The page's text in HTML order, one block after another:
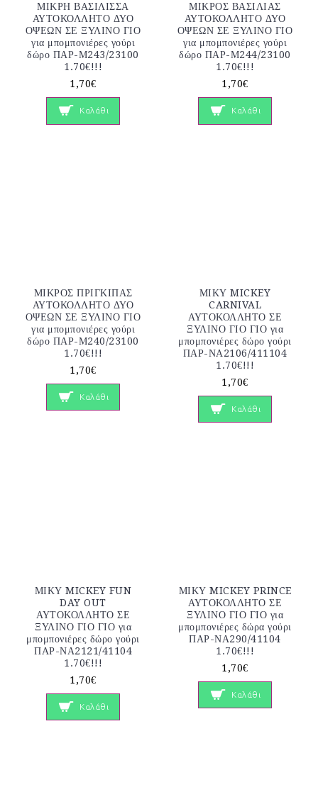
ΜΙΚΡΗ ΒΑΣΙΛΙΣΣΑ
ΑΥΤΟΚΟΛΛΗΤΟ ΔΥΟ
ΟΨΕΩΝ ΣΕ ΞΥΛΙΝΟ ΓΙΟ
για μπομπονιέρες γούρι
δώρο ΠΑΡ-Μ243/23100
1.70€!!!
1,70€
Καλάθι
ΜΙΚΡΟΣ ΒΑΣΙΛΙΑΣ
ΑΥΤΟΚΟΛΛΗΤΟ ΔΥΟ
ΟΨΕΩΝ ΣΕ ΞΥΛΙΝΟ ΓΙΟ
για μπομπονιέρες γούρι
δώρο ΠΑΡ-Μ244/23100
1.70€!!!
1,70€
Καλάθι
ΜΙΚΡΟΣ ΠΡΙΓΚΙΠΑΣ
ΑΥΤΟΚΟΛΛΗΤΟ ΔΥΟ
ΟΨΕΩΝ ΣΕ ΞΥΛΙΝΟ ΓΙΟ
για μπομπονιέρες γούρι
δώρο ΠΑΡ-Μ240/23100
1.70€!!!
1,70€
Καλάθι
ΜΙΚΥ MICKEY
CARNIVAL
ΑΥΤΟΚΟΛΛΗΤΟ ΣΕ
ΞΥΛΙΝΟ ΓΙΟ ΓΙΟ για
μπομπονιέρες δώρο γούρι
ΠΑΡ-ΝΑ2106/411104
1.70€!!!
1,70€
Καλάθι
ΜΙΚΥ MICKEY FUN
DAY OUT
ΑΥΤΟΚΟΛΛΗΤΟ ΣΕ
ΞΥΛΙΝΟ ΓΙΟ ΓΙΟ για
μπομπονιέρες δώρο γούρι
ΠΑΡ-ΝΑ2121/41104
1.70€!!!
1,70€
Καλάθι
ΜΙΚΥ MICKEY PRINCE
ΑΥΤΟΚΟΛΛΗΤΟ ΣΕ
ΞΥΛΙΝΟ ΓΙΟ ΓΙΟ για
μπομπονιέρες δώρα γούρι
ΠΑΡ-ΝΑ290/41104
1.70€!!!
1,70€
Καλάθι